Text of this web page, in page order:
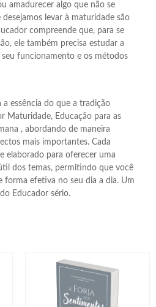
amadurecer algo que não se
levar à maturidade são
compreende que, para se
ele também precisa estudar a
funcionamento e os métodos
a essência do que a tradição
Maturidade, Educação para as
, abordando de maneira
mais importantes. Cada
elaborado para oferecer uma
dos temas, permitindo que você
forma efetiva no seu dia a dia. Um
Educador sério.